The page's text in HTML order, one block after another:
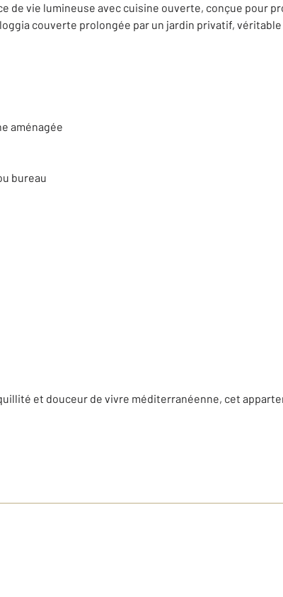
de vie lumineuse avec cuisine ouverte, conçue pour
couverte prolongée par un jardin privatif,
aménagée
bureau
et douceur de vivre méditerranéenne, cet